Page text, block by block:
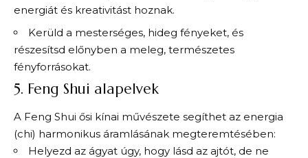
energiát és kreativitást hoznak.
Kerüld a mesterséges, hideg fényeket, és
részesítsd előnyben a meleg, természetes
fényforrásokat.
5. Feng Shui alapelvek
A Feng Shui ősi kínai művészete segíthet az energia
(chi) harmonikus áramlásának megteremtésében:
Helyezd az ágyat úgy, hogy lásd az ajtót, de ne